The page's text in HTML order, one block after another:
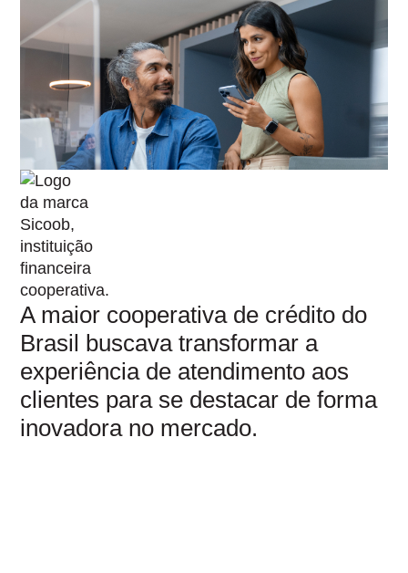
A maior cooperativa de crédito do
Brasil buscava transformar a
experiência de atendimento aos
clientes para se destacar de forma
inovadora no mercado.